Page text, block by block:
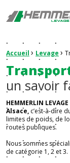
Hemmerlin
Fil d'Ariane :
Accueil › Levage ›
un savoir
HEMMERLIN LEVAGE
Alsace, c’est-à-dire
limites de poids, de
routes publiques.
Nous sommes
de catégorie 1, 2 et 3.